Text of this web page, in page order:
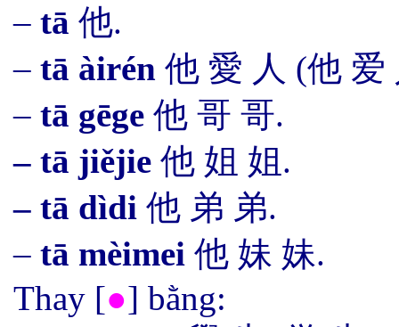
– tā 他.
– tā àirén 他 愛 人 (他 爱
– tā gēge 他 哥 哥.
– tā jiějie 他 姐 姐.
– tā dìdi 他 弟 弟.
– tā mèimei 他 妹 妹.
Thay [●] bằng: